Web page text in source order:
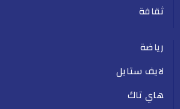
ثقافة
رياضة
لايف ستايل
هاي تاك